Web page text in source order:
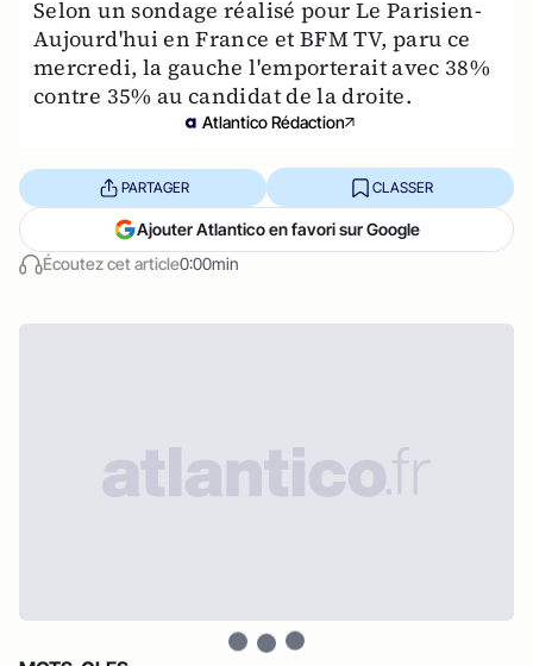
Selon un sondage réalisé pour Le Parisien-
Aujourd'hui en France et BFM TV, paru ce
mercredi, la gauche l'emporterait avec 38%
contre 35% au candidat de la droite.
Atlantico Rédaction
Écoutez cet article0:00min
PARTAGER CLASSER
Ajouter Atlantico en favori sur Google